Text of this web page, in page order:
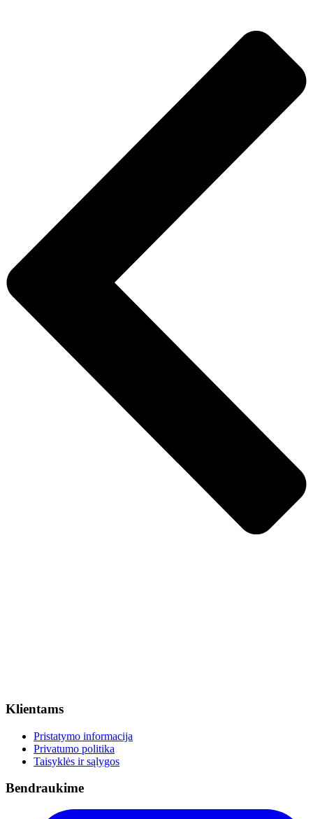
Klientams
Pristatymo informacija
Privatumo politika
Taisyklės ir sąlygos
Bendraukime